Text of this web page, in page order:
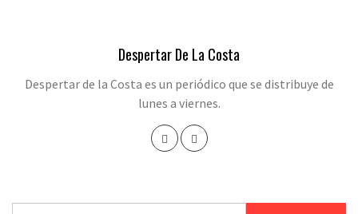
Despertar De La Costa
Despertar de la Costa es un periódico que se distribuye de
lunes a viernes.